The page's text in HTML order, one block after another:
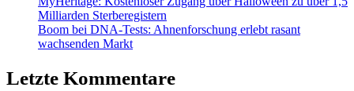
Milliarden Sterberegistern
Boom bei DNA-Tests: Ahnenforschung erlebt rasant
wachsenden Markt
Letzte Kommentare